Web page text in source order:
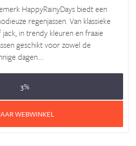
HappyRainyDays biedt een
regenjassen. Van klassieke
in trendy kleuren en fraaie
geschikt voor zowel de
dagen....
3%
WEBWINKEL